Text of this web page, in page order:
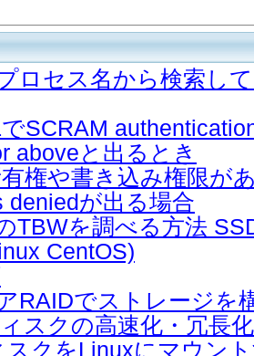
ロセス名から検索し
SCRAM
aboveと出るとき
権や書き込み権限が
deniedが出る場合
TBWを調べる方法
CentOS)
RAIDでストレージを
スクの高速化・冗長化
スクをLinuxにマウン